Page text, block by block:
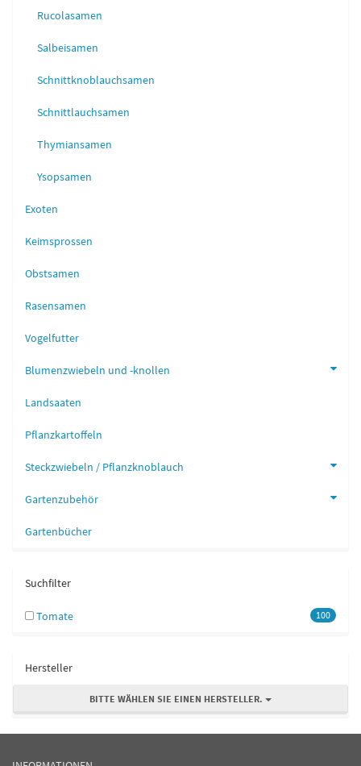
Rucolasamen
Salbeisamen
Schnittknoblauchsamen
Schnittlauchsamen
Thymiansamen
Ysopsamen
Exoten
Keimsprossen
Obstsamen
Rasensamen
Vogelfutter
Blumenzwiebeln und -knollen
Landsaaten
Pflanzkartoffeln
Steckzwiebeln / Pflanzknoblauch
Gartenzubehör
Gartenbücher
Suchfilter
100
Tomate
Hersteller
BITTE WÄHLEN SIE EINEN HERSTELLER.